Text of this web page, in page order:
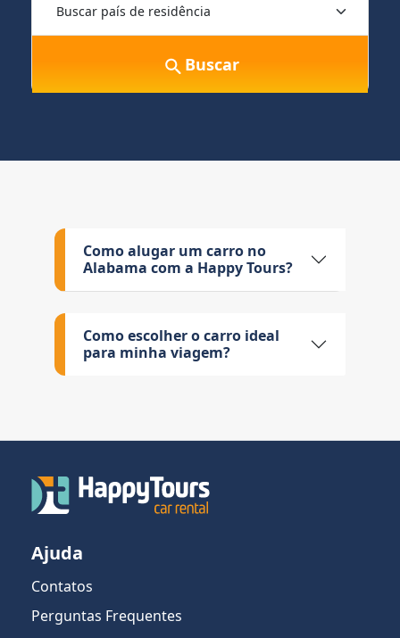
Buscar
Como alugar um carro no
Alabama com a Happy Tours?
Como escolher o carro ideal
para minha viagem?
Ajuda
Contatos
Perguntas Frequentes